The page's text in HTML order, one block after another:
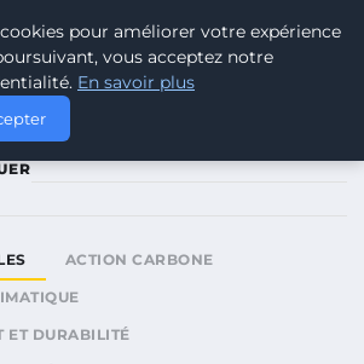
BLOG
ACTION CARBONE
ET DURABILITÉ
pour améliorer votre expérience
vous acceptez notre
En savoir plus